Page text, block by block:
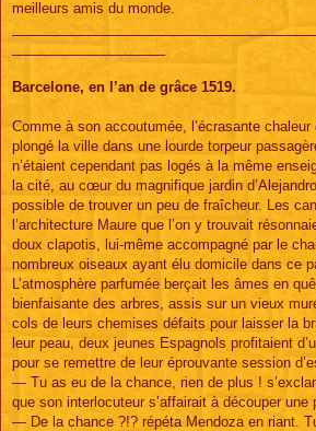
meilleurs amis du monde.
Barcelone, en l’an de grâce 1519.
Comme à son accoutumée, l’écrasante
plongé la ville dans une lourde torpeur
n’étaient cependant pas logés à la même
la cité, au cœur du magnifique jardin
possible de trouver un peu de fraîcheur. Les
l’architecture Maure que l’on y trouvait
doux clapotis, lui-même accompagné par le
nombreux oiseaux ayant élu domicile dans ce
L’atmosphère parfumée berçait les âmes en
bienfaisante des arbres, assis sur un vieux
cols de leurs chemises défaits pour laisser la
leur peau, deux jeunes Espagnols profitaient
pour se remettre de leur éprouvante session
— Tu as eu de la chance, rien de plus !
que son interlocuteur s’affairait à découper une
— De la chance ?!? répéta Mendoza en riant.